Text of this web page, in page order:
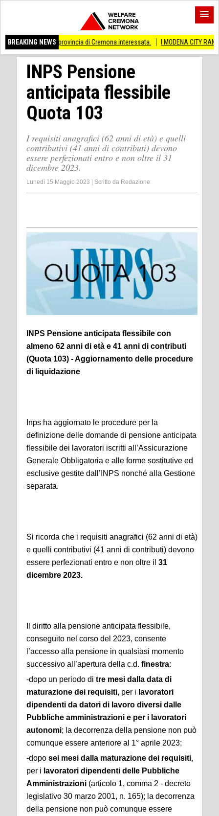
BREAKING NEWS
provincia di Cremona interessata. I MODENA CITY RAMBLERS
INPS Pensione
anticipata flessibile
Quota 103
I requisiti anagrafici (62 anni di età) e quelli
contributivi (41 anni di contributi) devono
essere perfezionati entro e non oltre il 31
dicembre 2023.
Lunedì 15 Maggio 2023 Scritto da Redazione
INPS Pensione anticipata flessibile con
almeno 62 anni di età e 41 anni di contributi
(Quota 103) - Aggiornamento delle procedure
di liquidazione
Inps ha aggiornato le procedure per la
definizione delle domande di pensione anticipata
flessibile dei lavoratori iscritti all’Assicurazione
Generale Obbligatoria e alle forme sostitutive ed
esclusive gestite dall’INPS nonché alla Gestione
separata.
Si ricorda che i requisiti anagrafici (62 anni di età)
e quelli contributivi (41 anni di contributi) devono
essere perfezionati entro e non oltre il 31
dicembre 2023.
Il diritto alla pensione anticipata flessibile,
conseguito nel corso del 2023, consente
l’accesso alla pensione in qualsiasi momento
successivo all’apertura della c.d. finestra:
-dopo un periodo di tre mesi dalla data di
maturazione dei requisiti, per i lavoratori
dipendenti da datori di lavoro diversi dalle
Pubbliche amministrazioni e per i lavoratori
autonomi; la decorrenza della pensione non può
comunque essere anteriore al 1° aprile 2023;
-dopo sei mesi dalla maturazione dei requisiti,
per i lavoratori dipendenti delle Pubbliche
Amministrazioni (articolo 1, comma 2 - decreto
legislativo 30 marzo 2001, n. 165); la decorrenza
della pensione non può comunque essere